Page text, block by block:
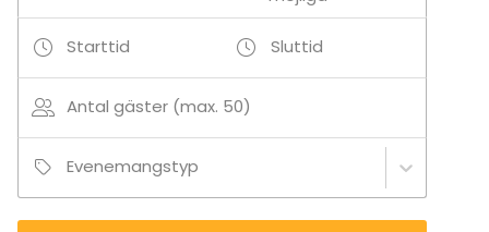
Starttid Sluttid
Antal gäster (max. 50)
Evenemangstyp